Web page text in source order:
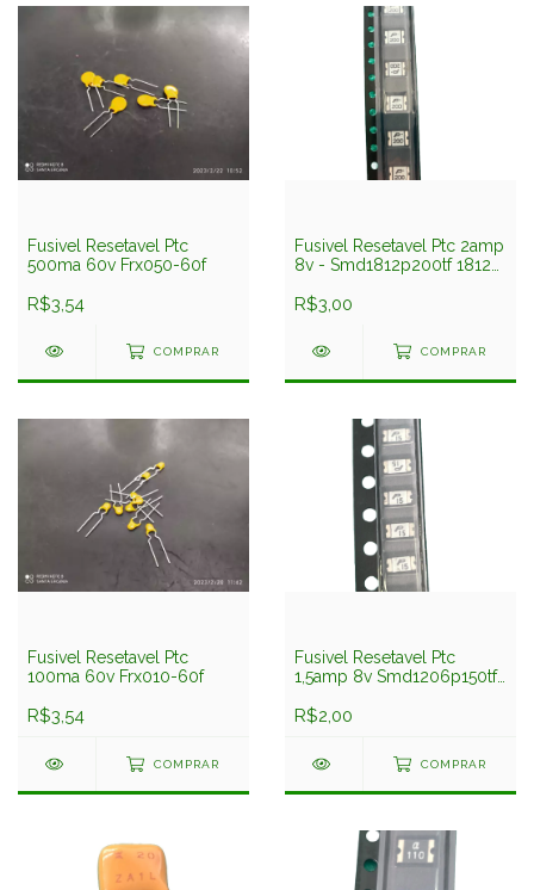
Fusivel Resetavel Ptc
500ma 60v Frx050-60f
R$3,54
COMPRAR
Fusivel Resetavel Ptc 2amp
8v - Smd1812p200tf 1812
Polytronics
R$3,00
COMPRAR
Fusivel Resetavel Ptc
100ma 60v Frx010-60f
R$3,54
COMPRAR
Fusivel Resetavel Ptc
1,5amp 8v Smd1206p150tft
R$2,00
COMPRAR